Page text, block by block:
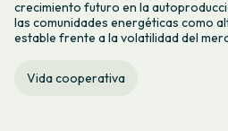
crecimiento futuro en la
las comunidades energéticas como
estable frente a la volatilidad del
Vida cooperativa